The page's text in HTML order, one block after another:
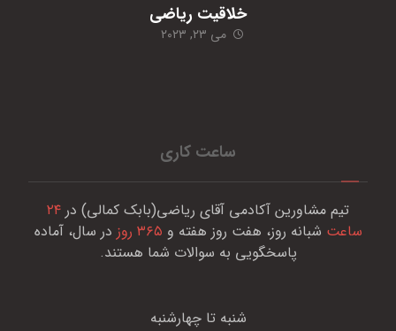
خلاقیت ریاضی
می ۲۳, ۲۰۲۳
ساعت کاری
تیم مشاورین آکادمی آقای ریاضی(بابک کمالی) در ۲۴
ساعت شبانه روز، هفت روز هفته و ۳۶۵ روز
در سال، آماده
پاسخگویی به سوالات شما هستند.
شنبه تا چهارشنبه